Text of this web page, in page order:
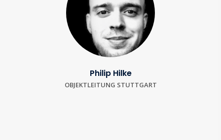
Philip Hilke
OBJEKTLEITUNG STUTTGART